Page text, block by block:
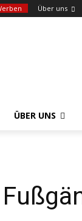
Über uns
ÜBER UNS